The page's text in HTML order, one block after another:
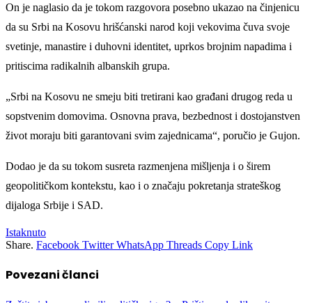
On je naglasio da je tokom razgovora posebno ukazao na činjenicu
da su Srbi na Kosovu hrišćanski narod koji vekovima čuva svoje
svetinje, manastire i duhovni identitet, uprkos brojnim napadima i
pritiscima radikalnih albanskih grupa.
„Srbi na Kosovu ne smeju biti tretirani kao građani drugog reda u
sopstvenim domovima. Osnovna prava, bezbednost i dostojanstven
život moraju biti garantovani svim zajednicama“, poručio je Gujon.
Dodao je da su tokom susreta razmenjena mišljenja i o širem
geopolitičkom kontekstu, kao i o značaju pokretanja strateškog
dijaloga Srbije i SAD.
Istaknuto
Share. Facebook Twitter WhatsApp Threads Copy Link
Povezaničlanci